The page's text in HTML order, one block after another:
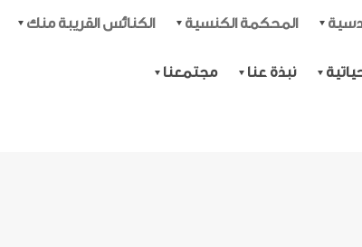
المحكمة الكنسية الكنائس القريبة منك
نبذة عنا مجتمعنا